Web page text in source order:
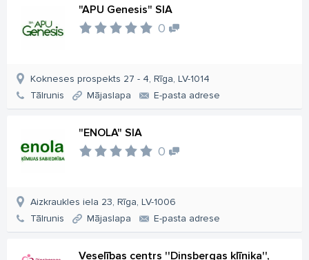
"APU Genesis" SIA
0
Kokneses prospekts 27 - 4, Rīga, LV-1014
Tālrunis
Mājaslapa E-pasta adrese
"ENOLA" SIA
0
Aizkraukles iela 23, Rīga, LV-1006
Tālrunis
Mājaslapa E-pasta adrese
Veselības centrs ''Dinsbergas klīnika'',